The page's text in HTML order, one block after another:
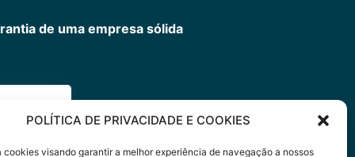
POLÍTICA DE PRIVACIDADE E COOKIES
cookies visando garantir a melhor experiência de navegação a nossos
de uma empresa sólida